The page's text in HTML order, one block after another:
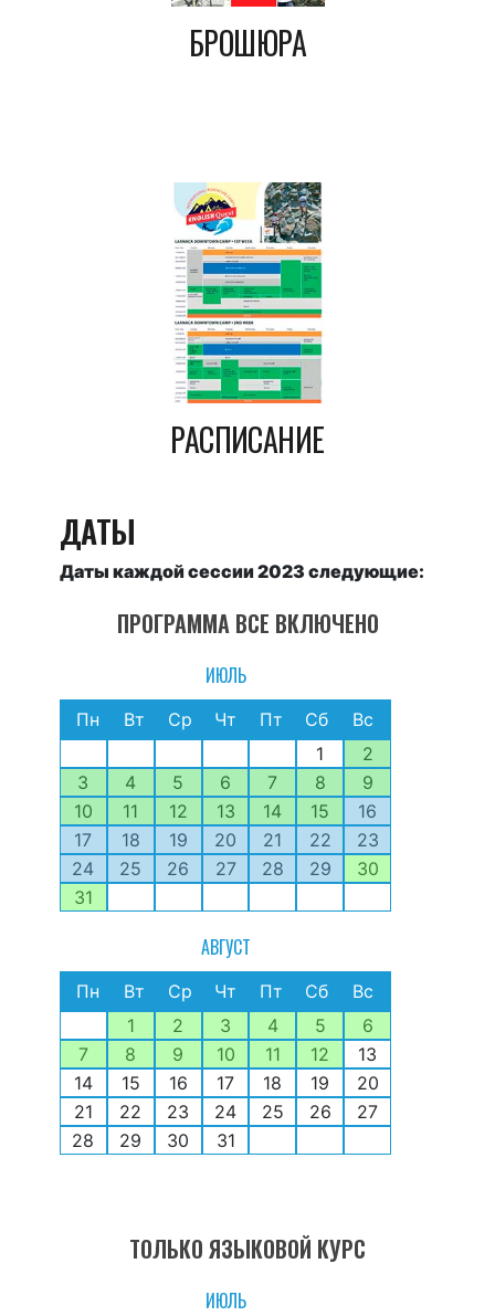
БРОШЮРА
РАСПИСАНИЕ
ДАТЫ
Даты каждой сессии 2023 следующие:
ПРОГРАММА ВСЕ ВКЛЮЧЕНО
ИЮЛЬ
Пн Вт Ср Чт Пт Сб
Вс
1
2
3
4 5 6 7 8
9
10
11 12 13 14 15
16
17
18 19 20 21 22
23
24
25 26 27 28 29
30
31
АВГУСТ
Пн Вт Ср Чт Пт Сб
Вс
1
2 3 4 5
6
7
8 9 10 11 12
13
14
15 16 17 18 19
20
21
22 23 24 25 26
27
28
29 30 31
ТОЛЬКО ЯЗЫКОВОЙ КУРС
ИЮЛЬ